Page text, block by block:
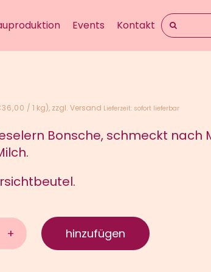
Events Kontakt Suche
nach:
36,00 / 1 kg) zzgl.Versand Lieferzeit: sofort lieferbar
Bonsche, schmeckt nach
hinzufügen